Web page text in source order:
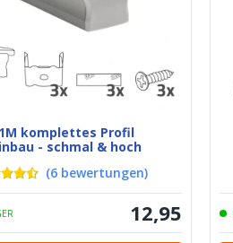
1M komplettes Profil
- schmal & hoch
(6 bewertungen)
12,95